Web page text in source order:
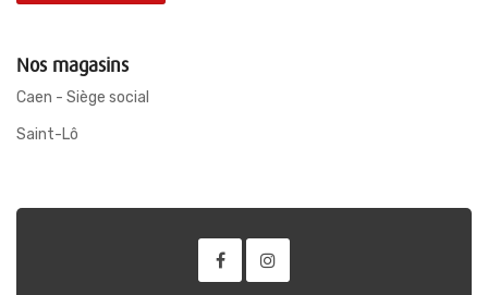
Nos magasins
Caen - Siège social
Saint-Lô